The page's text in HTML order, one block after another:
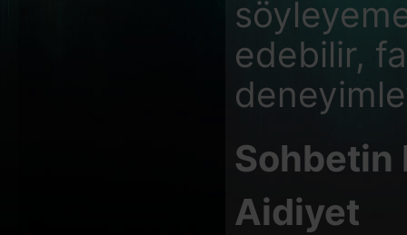
edebilir,
Sohbetin
Aidiyet